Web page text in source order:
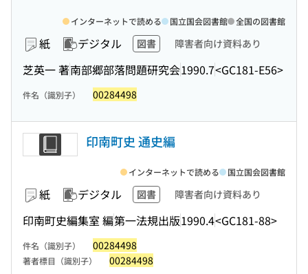
紙 デジタル 図書 障害者向け資料あり
芝英一 著南部郷部落問題研究会1990.7<GC181-E56>
インターネットで読める 国立国会図書館 全国の図書館
件名（識別子） 00284498
印南町史 通史編
紙 デジタル 図書 障害者向け資料あり
印南町史編集室 編第一法規出版1990.4<GC181-88>
インターネットで読める 国立国会図書館
件名（識別子） 00284498
著者標目（識別子） 00284498